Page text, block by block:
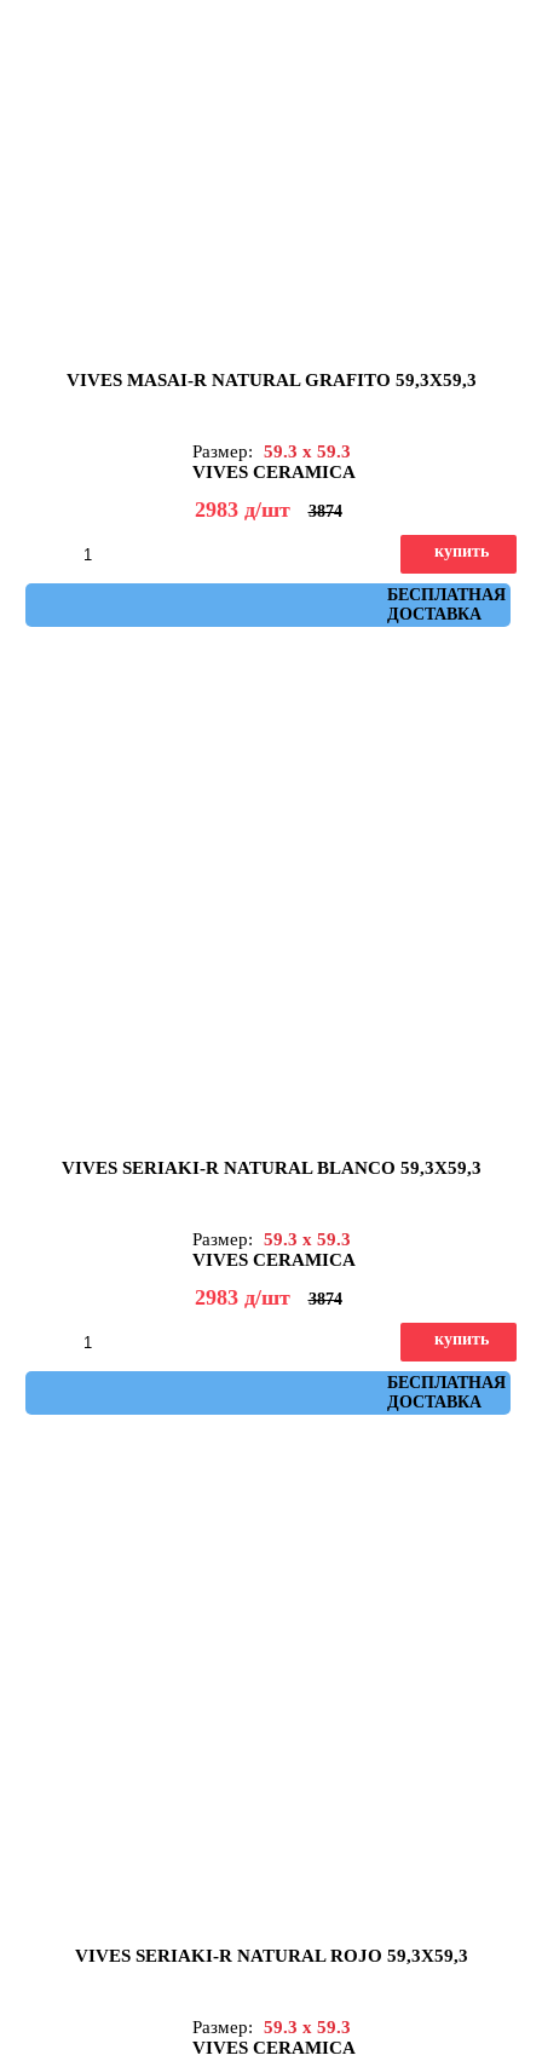
VIVES MASAI-R NATURAL GRAFITO 59,3X59,3
Размер:
59.3 x 59.3
VIVES CERAMICA
2983 д/шт 3874
БЕСПЛАТНАЯ
ДОСТАВКА
купить
Артикул: masai_r_natural_grafito_59,3x59,3
VIVES SERIAKI-R NATURAL BLANCO 59,3X59,3
Размер:
59.3 x 59.3
VIVES CERAMICA
2983 д/шт 3874
БЕСПЛАТНАЯ
ДОСТАВКА
купить
Артикул: seriaki_r_natural_blanco_59,3x59,3
VIVES SERIAKI-R NATURAL ROJO 59,3X59,3
Размер:
59.3 x 59.3
VIVES CERAMICA